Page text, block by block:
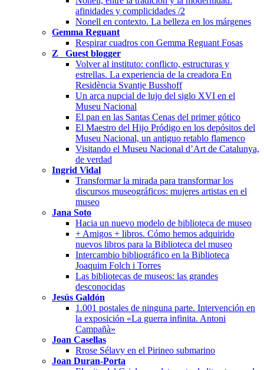
afinidades y complicidades /2
Nonell en contexto. La belleza en los márgenes
Gemma Reguant
Respirar cuadros con Gemma Reguant Fosas
Z_ Guest blogger
Volver al instituto: conflicto, estructuras y
estrellas. La experiencia de la creadora En
Residència Svantje Busshoff
Un arca nupcial de lujo del siglo XVI en el
Museu Nacional
El pan en las Santas Cenas del primer gótico
El Maestro del Hijo Pródigo en los depósitos del
Museu Nacional, un antiguo retablo flamenco
Visitando el Museu Nacional d’Art de Catalunya,
de verdad
Ingrid Vidal
Transformar la mirada para transformar los
discursos museográficos: mujeres artistas en el
museo
Jana Soto
Hacia un nuevo modelo de biblioteca de museo
+ Amigos + libros. Cómo hemos adquirido
nuevos libros para la Biblioteca del museo
Intercambio bibliográfico en la Biblioteca
Joaquim Folch i Torres
Las bibliotecas de museos: las grandes
desconocidas
Jesús Galdón
1.001 postales de ninguna parte. Intervención en
la exposición «La guerra infinita. Antoni
Campañà»
Joan Casellas
Rrose Sélavy en el Pirineo submarino
Joan Duran-Porta